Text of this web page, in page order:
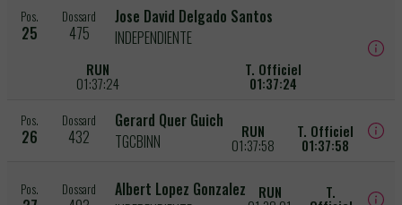
Pos.
25
Dossard
475
Jose David Delgado Santos
INDEPENDIENTE
RUN
01:37:24
T. Officiel
01:37:24
Pos.
26
Dossard
432
Gerard Quer Guich
TGCBINN
RUN
01:37:58
T. Officiel
01:37:58
Pos. Dossard
Albert Lopez Gonzalez
RUN T.